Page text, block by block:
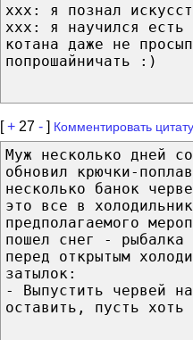
xxx: я познал
xxx: я научился есть
котана даже не
попрошайничать :)
[+ 27 - ] Комментировать
Муж несколько дней
обновил крючки-
несколько банок
это все в
предполагаемого
пошел снег - рыбалка
перед открытым
затылок:
- Выпустить червей
оставить, пусть